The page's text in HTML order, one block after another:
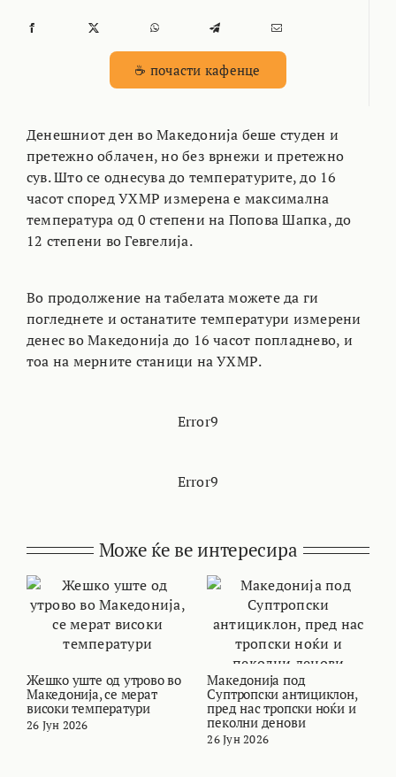
☕ почасти кафенце
Денешниот ден во Македонија беше студен и
претежно облачен, но без врнежи и претежно
сув. Што се однесува до температурите, до 16
часот според УХМР измерена е максимална
температура од 0 степени на Попова Шапка, до
12 степени во Гевгелија.
Во продолжение на табелата можете да ги
погледнете и останатите температури измерени
денес во Македонија до 16 часот попладнево, и
тоа на мерните станици на УХМР.
Error9
Error9
Може ќе ве интересира
Жешко уште од утрово во
Македонија, се мерат
високи температури
26 Јун 2026
Македонија под
Суптропски антициклон,
пред нас тропски ноќи и
пеколни денови
26 Јун 2026